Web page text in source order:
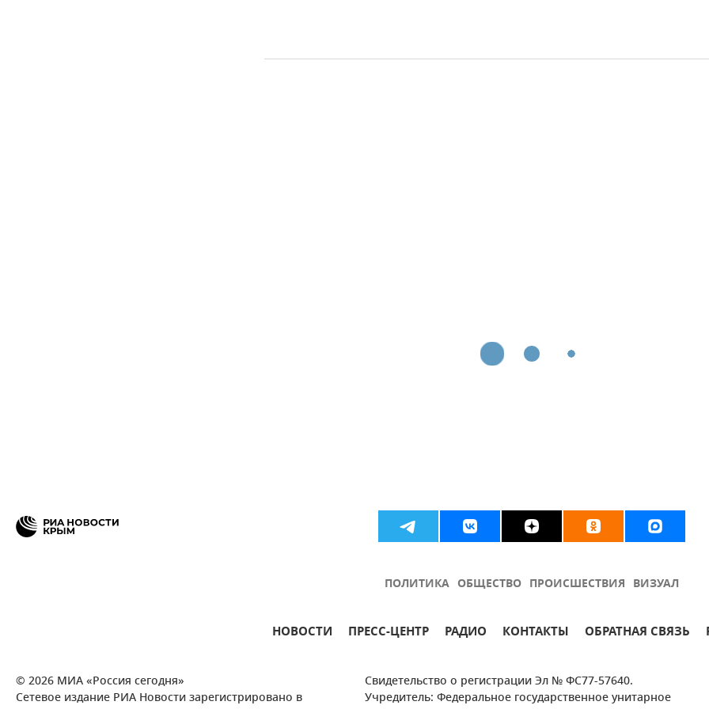
ПОЛИТИКА ОБЩЕСТВО ПРОИСШЕСТВИЯ ВИЗУАЛ
НОВОСТИ ПРЕСС-ЦЕНТР РАДИО КОНТАКТЫ ОБРАТНАЯ СВЯЗЬ
© 2026 МИА «Россия сегодня»
Сетевое издание РИА Новости зарегистрировано в
Свидетельство о регистрации Эл № ФС77-57640.
Учредитель: Федеральное государственное унитарное